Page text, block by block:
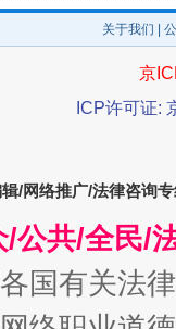
窑火 生生不息
关于我们
京
ICP许可证:
/网络推广/法律咨询专
/公共/全民/
国有关法